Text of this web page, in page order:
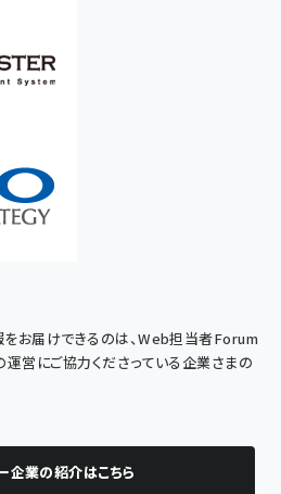
お届けできるのは、Web担当者Forum
営にご協力くださっている企業さまの
企業の紹介はこちら